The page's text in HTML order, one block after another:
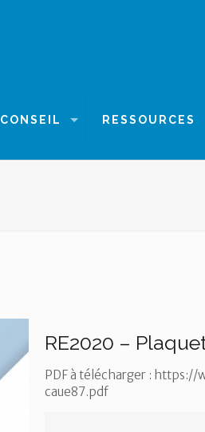
CONSEIL RESSOURCES
RE2020 –
PDF à télécharger :
caue87.pdf